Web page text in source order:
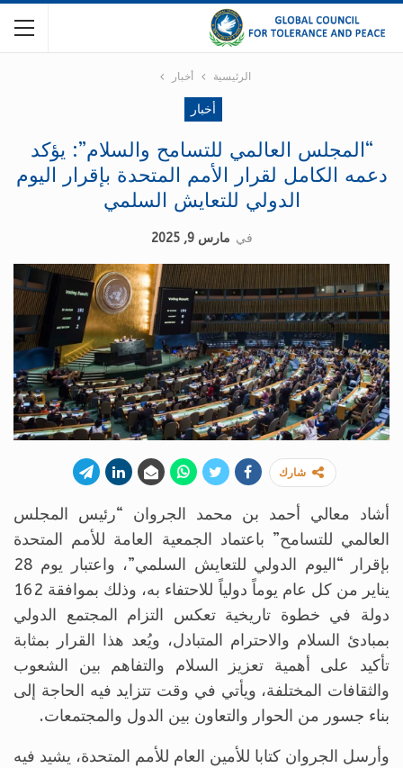
الرئيسية أخبار
أخبار
“المجلس العالمي للتسامح والسلام”: يؤكد
دعمه الكامل لقرار الأمم المتحدة بإقرار اليوم
الدولي للتعايش السلمي
في مارس 9, 2025
شارك
أشاد معالي أحمد بن محمد الجروان “رئيس المجلس
العالمي للتسامح” باعتماد الجمعية العامة للأمم المتحدة
بإقرار “اليوم الدولي للتعايش السلمي”، واعتبار يوم 28
يناير من كل عام يوماً دولياً للاحتفاء به، وذلك بموافقة 162
دولة في خطوة تاريخية تعكس التزام المجتمع الدولي
بمبادئ السلام والاحترام المتبادل، ويُعد هذا القرار بمثابة
تأكيد على أهمية تعزيز السلام والتفاهم بين الشعوب
والثقافات المختلفة، ويأتي في وقت تتزايد فيه الحاجة إلى
بناء جسور من الحوار والتعاون بين الدول والمجتمعات.
وأرسل الجروان كتابا للأمين العام للأمم المتحدة، يشيد فيه